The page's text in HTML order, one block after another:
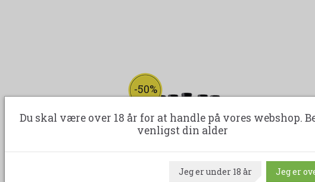
-50%
Du skal være over 18 år for at handle på vores webshop.
venligst din alder
Jeg er under 18 år Jeg er